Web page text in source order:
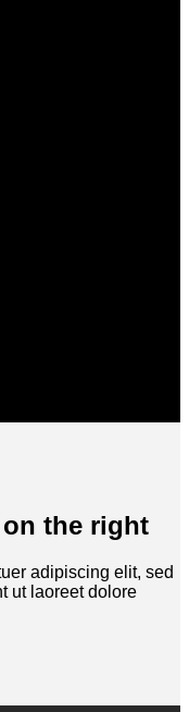
the right
adipiscing elit, sed
ut laoreet dolore